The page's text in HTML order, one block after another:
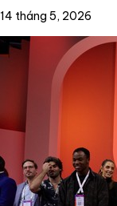
14 tháng 5, 2026